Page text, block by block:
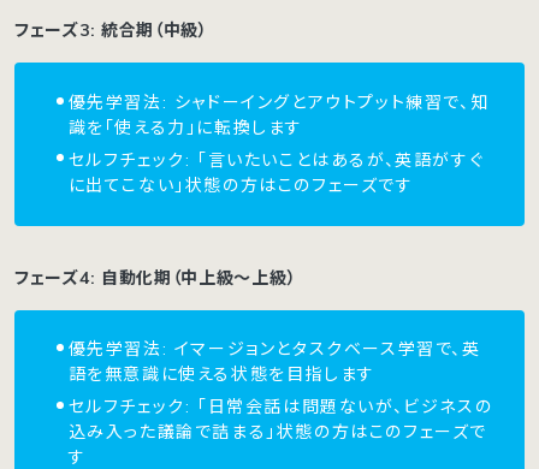
フェーズ3: 統合期（中級）
優先学習法: シャドーイングとアウトプット練習で、知
識を「使える力」に転換します
セルフチェック: 「言いたいことはあるが、英語がすぐ
に出てこない」状態の方はこのフェーズです
フェーズ4: 自動化期（中上級〜上級）
優先学習法: イマージョンとタスクベース学習で、英
語を無意識に使える状態を目指します
セルフチェック: 「日常会話は問題ないが、ビジネスの
込み入った議論で詰まる」状態の方はこのフェーズで
す